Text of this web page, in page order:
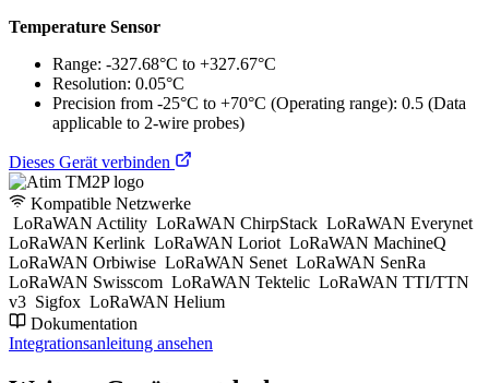
Temperature Sensor
Range: -327.68°C to +327.67°C
Resolution: 0.05°C
Precision from -25°C to +70°C (Operating range): 0.5 (Data
applicable to 2-wire probes)
Dieses Gerät verbinden
Kompatible Netzwerke
LoRaWAN Actility LoRaWAN ChirpStack LoRaWAN Everynet
LoRaWAN Kerlink LoRaWAN Loriot LoRaWAN MachineQ
LoRaWAN Orbiwise LoRaWAN Senet LoRaWAN SenRa
LoRaWAN Swisscom LoRaWAN Tektelic LoRaWAN TTI/TTN
v3 Sigfox LoRaWAN Helium
Dokumentation
Integrationsanleitung ansehen